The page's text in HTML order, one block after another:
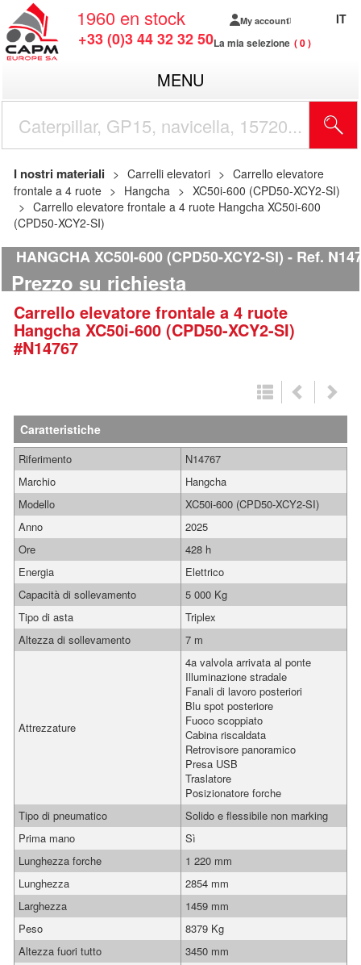
1960 en stock
+33 (0)3 44 32 32 50
My account
La mia selezione 0
IT
MENU
I nostri materiali Carrelli elevatori
Carrello elevatore
frontale a 4 ruote
Hangcha
XC50i-600 (CPD50-XCY2-SI)
Carrello elevatore frontale a 4 ruote Hangcha XC50i-600
(CPD50-XCY2-SI)
HANGCHA XC50I-600 (CPD50-XCY2-SI) Ref.
Prezzo su richiesta
Carrello elevatore frontale a 4 ruote
Hangcha XC50i-600 (CPD50-XCY2-SI)
#N14767
Caratteristiche
Riferimento
N14767
Marchio
Hangcha
Modello
XC50i-600 (CPD50-XCY2-SI)
Anno
2025
Ore
428 h
Energia
Elettrico
Capacità di sollevamento
5 000 Kg
Tipo di asta
Triplex
Altezza di sollevamento
7 m
Attrezzature
4a valvola arrivata al ponte
Illuminazione stradale
Fanali di lavoro posteriori
Blu spot posteriore
Fuoco scoppiato
Cabina riscaldata
Retrovisore panoramico
Presa USB
Traslatore
Posizionatore forche
Tipo di pneumatico
Solido e flessibile non marking
Prima mano
Sì
Lunghezza forche
1 220 mm
Lunghezza
2854 mm
Larghezza
1459 mm
Peso
8379 Kg
Altezza fuori tutto
3450 mm